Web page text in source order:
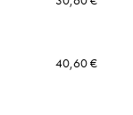
40,60 €